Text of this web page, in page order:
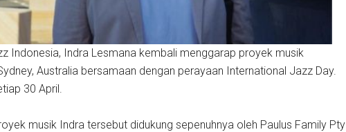
Indonesia, Indra Lesmana kembali menggarap proyek musik
Australia bersamaan dengan perayaan International Jazz Day.
30 April.
musik Indra tersebut didukung sepenuhnya oleh Paulus Family Pty